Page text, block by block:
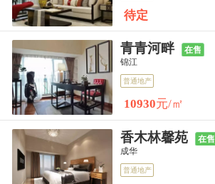
待定
青青河畔
在售
锦江
普通地产
10930元/㎡
香木林馨苑
在售
成华
普通地产